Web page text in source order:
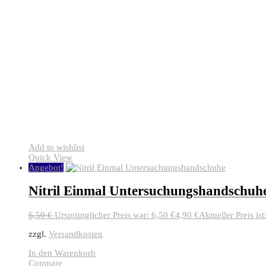
Add to wishlist
Quick View
Angebot!
Nitril Einmal
6,50€ Ursprünglicher Preis war: 6,50 €4,90 €Aktueller Preis
zzgl. Versandkosten
In den Warenkorb
Compare